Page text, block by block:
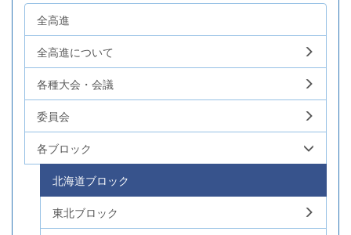
全高進
全高進について
各種大会・会議
委員会
各ブロック
北海道ブロック
東北ブロック